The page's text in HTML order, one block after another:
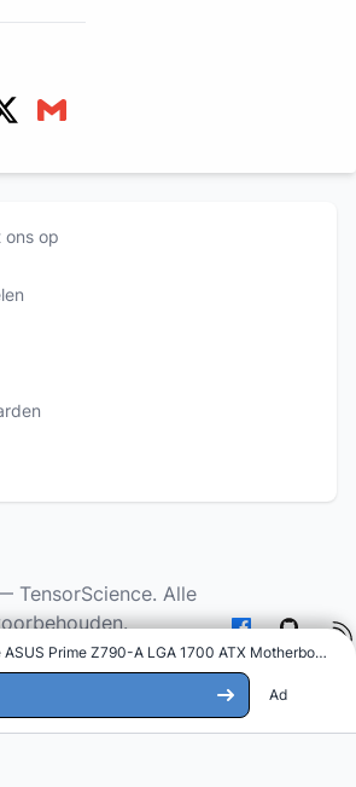
Bekijk de prijzen van de ASUS Prime Z790-A LGA 1700 ATX Motherboard op
Ad
ons op
TensorScience. Alle
ik aan in aanmerking
aankopen.